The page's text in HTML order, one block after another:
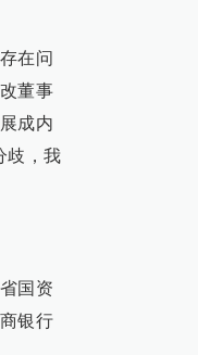
在问
董事
成内
歧，我
国资
银行